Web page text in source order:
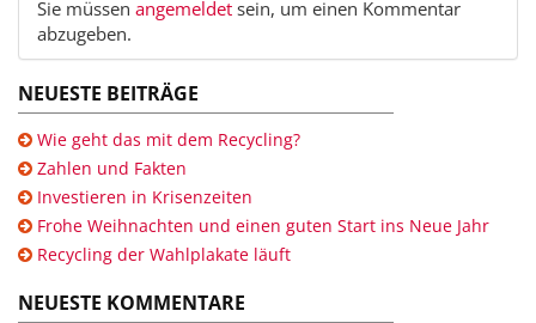
Sie müssen angemeldet sein, um einen Kommentar
abzugeben.
NEUESTE BEITRÄGE
Wie geht das mit dem Recycling?
Zahlen und Fakten
Investieren in Krisenzeiten
Frohe Weihnachten und einen guten Start ins Neue Jahr
Recycling der Wahlplakate läuft
NEUESTE KOMMENTARE